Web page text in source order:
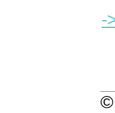
-
©